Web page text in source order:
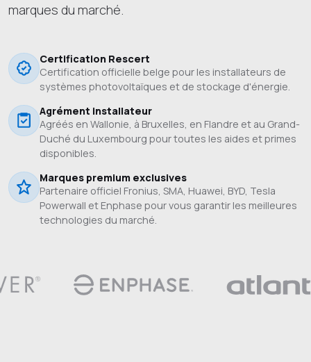
marques du marché.
Certification Rescert
Certification officielle belge pour les installateurs de
systèmes photovoltaïques et de stockage d'énergie.
Agrément installateur
Agréés en Wallonie, à Bruxelles, en Flandre et au Grand-
Duché du Luxembourg pour toutes les aides et primes
disponibles.
Marques premium exclusives
Partenaire officiel Fronius, SMA, Huawei, BYD, Tesla
Powerwall et Enphase pour vous garantir les meilleures
technologies du marché.